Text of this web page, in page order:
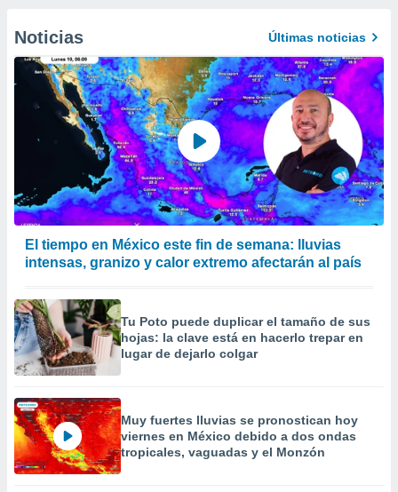
Noticias Últimas noticias
El tiempo en México este fin de semana: lluvias
intensas, granizo y calor extremo afectarán al país
Tu Poto puede duplicar el tamaño de sus
hojas: la clave está en hacerlo trepar en
lugar de dejarlo colgar
Muy fuertes lluvias se pronostican hoy
viernes en México debido a dos ondas
tropicales, vaguadas y el Monzón